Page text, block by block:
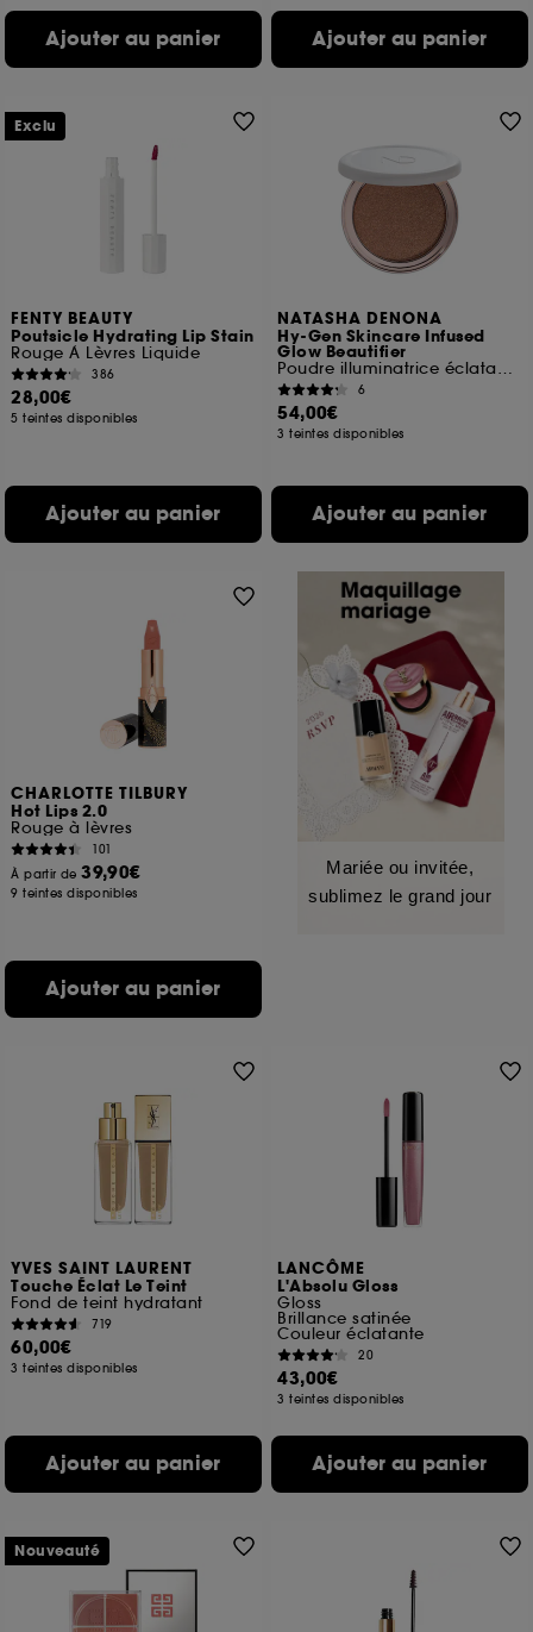
Ajouter au panier Ajouter au panier
FENTY BEAUTY
Poutsicle Hydrating Lip Stain
Rouge À Lèvres Liquide
386
28,00€
5 teintes disponibles
Ajouter au panier
Exclu
NATASHA DENONA
Hy-Gen Skincare Infused
Glow Beautifier
Poudre illuminatrice éclatante
6
54,00€
3 teintes disponibles
Ajouter au panier
CHARLOTTE TILBURY
Hot Lips 2.0
Rouge à lèvres
101
À partir de39,90€
9 teintes disponibles
Ajouter au panier
Mariée ou invitée,
sublimez le grand jour
YVES SAINT LAURENT
Touche Éclat Le Teint
Fond de teint hydratant
719
60,00€
3 teintes disponibles
Ajouter au panier
LANCÔME
L'Absolu Gloss
Gloss
Brillance satinée
Couleur éclatante
20
43,00€
3 teintes disponibles
Ajouter au panier
Nouveauté